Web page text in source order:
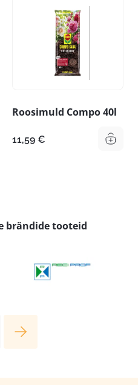
Roosimuld Compo 40l
11,59 €
brändide tooteid